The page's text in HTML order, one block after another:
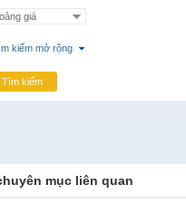
kiếm mở rộng
Tìm kiếm
mục liên quan